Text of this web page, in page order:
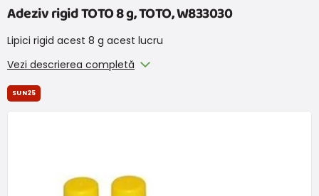
Adeziv rigid TOTO 8 g, TOTO, W833030
Lipici rigid acest 8 g acest lucru
Vezi descrierea completă
SUN25